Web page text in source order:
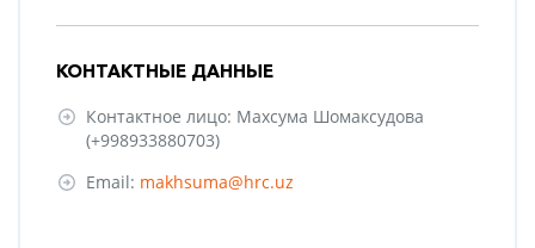
КОНТАКТНЫЕ ДАННЫЕ
Контактное лицо: Махсума Шомаксудова
(+998933880703)
Email: makhsuma@hrc.uz